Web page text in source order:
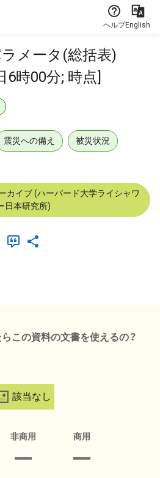
ヘルプEnglish
メータ(総括表)
6時00分; 時点]
震災への備え 被災状況
カイブ (ハーバード大学ライシャワ
日本研究所)
この資料の文書を使えるの？
該当なし
非商用 商用